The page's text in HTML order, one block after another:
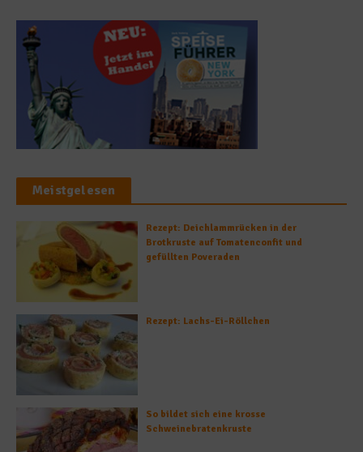
Meistgelesen
Rezept: Deichlammrücken in der
Brotkruste auf Tomatenconfit und
gefüllten Poveraden
Rezept: Lachs-Ei-Röllchen
So bildet sich eine krosse
Schweinebratenkruste